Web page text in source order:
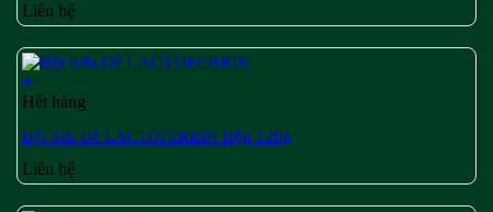
Liên hệ
+
Hết hàng
Bột Sữa Dê LACTOFERRIN Hộp 120g
Liên hệ